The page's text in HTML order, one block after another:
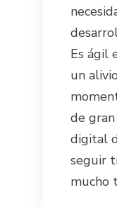
Es ágil
un
de
digital
seguir
mucho